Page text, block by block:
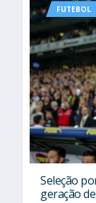
FUTEBOL
Seleção
geração